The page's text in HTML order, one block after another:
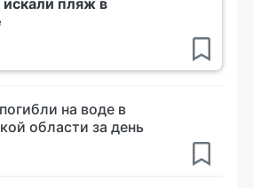
на воде в
области за день